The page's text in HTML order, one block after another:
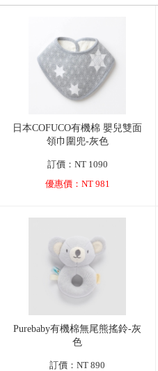
日本COFUCO有機棉 嬰兒雙面
領巾圍兜-灰色
訂價：NT 1090
優惠價：NT 981
Purebaby有機棉無尾熊搖鈴-灰
色
訂價：NT 890